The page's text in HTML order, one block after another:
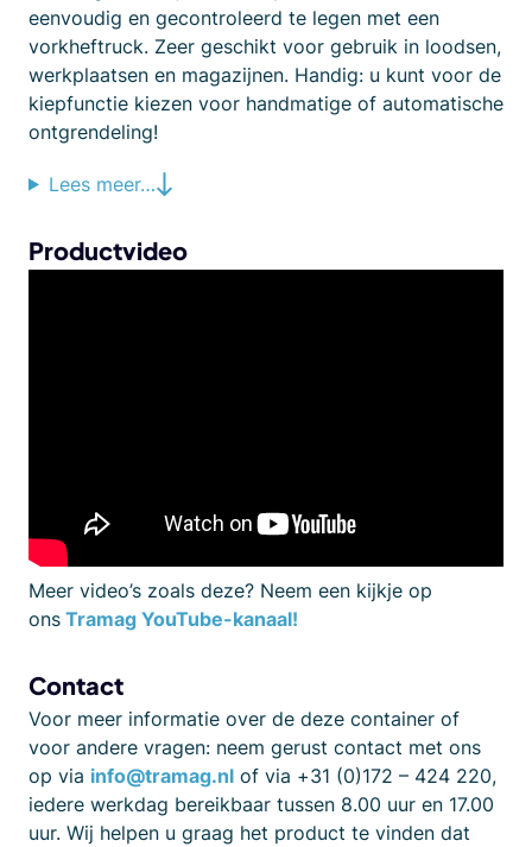
eenvoudig en gecontroleerd te legen met een
vorkheftruck. Zeer geschikt voor gebruik in loodsen,
werkplaatsen en magazijnen. Handig: u kunt voor de
kiepfunctie kiezen voor handmatige of automatische
ontgrendeling!
Lees meer…
Productvideo
Meer video’s zoals deze? Neem een kijkje op
ons Tramag YouTube-kanaal!
Contact
Voor meer informatie over de deze container of
voor andere vragen: neem gerust contact met ons
op via info@tramag.nl of via +31 (0)172 – 424 220,
iedere werkdag bereikbaar tussen 8.00 uur en 17.00
uur. Wij helpen u graag het product te vinden dat